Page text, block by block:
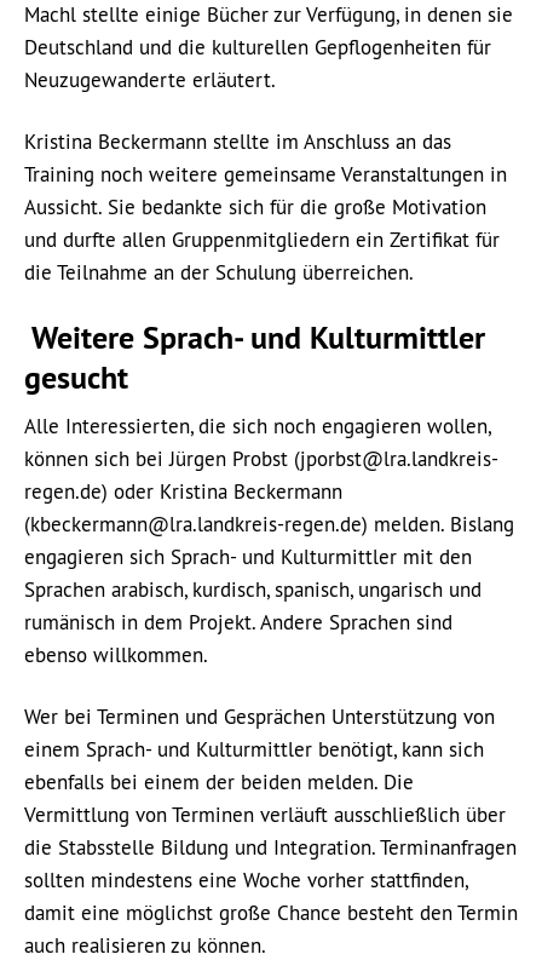
Machl stellte einige Bücher zur Verfügung, in denen sie
Deutschland und die kulturellen Gepflogenheiten für
Neuzugewanderte erläutert.
Kristina Beckermann stellte im Anschluss an das
Training noch weitere gemeinsame Veranstaltungen in
Aussicht. Sie bedankte sich für die große Motivation
und durfte allen Gruppenmitgliedern ein Zertifikat für
die Teilnahme an der Schulung überreichen.
Weitere Sprach- und Kulturmittler
gesucht
Alle Interessierten, die sich noch engagieren wollen,
können sich bei Jürgen Probst (jporbst@lra.landkreis-
regen.de) oder Kristina Beckermann
(kbeckermann@lra.landkreis-regen.de) melden. Bislang
engagieren sich Sprach- und Kulturmittler mit den
Sprachen arabisch, kurdisch, spanisch, ungarisch und
rumänisch in dem Projekt. Andere Sprachen sind
ebenso willkommen.
Wer bei Terminen und Gesprächen Unterstützung von
einem Sprach- und Kulturmittler benötigt, kann sich
ebenfalls bei einem der beiden melden. Die
Vermittlung von Terminen verläuft ausschließlich über
die Stabsstelle Bildung und Integration. Terminanfragen
sollten mindestens eine Woche vorher stattfinden,
damit eine möglichst große Chance besteht den Termin
auch realisieren zu können.